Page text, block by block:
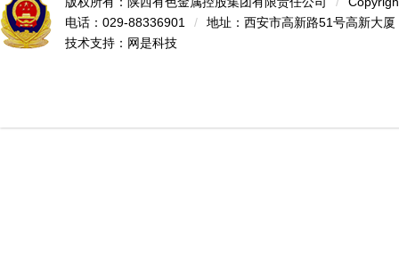
电话：029-88336901
/
地址：西安市高新路51号高新大厦
技术支持： 网是科技